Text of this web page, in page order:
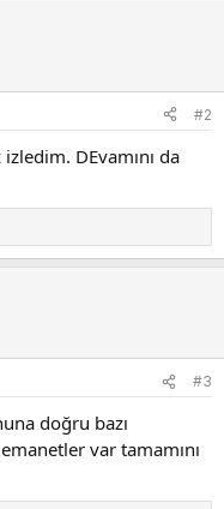
#2
DEvamını da
#3
doğru bazı
var tamamını